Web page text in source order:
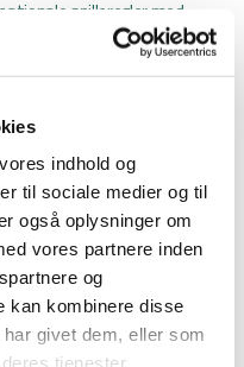
indhold og
til sociale medier og til
også oplysninger om
vores partnere inden
og
kan kombinere disse
givet dem, eller som
tjenester.
spilleregler med
som deler spilletiden
2 perioder. En udvist eller
11 – 15 spiller der inden
skadet spiller kan
Ved hver
er begået imod, 1 point